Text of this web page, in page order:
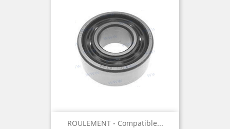
ROULEMENT - Compatible...